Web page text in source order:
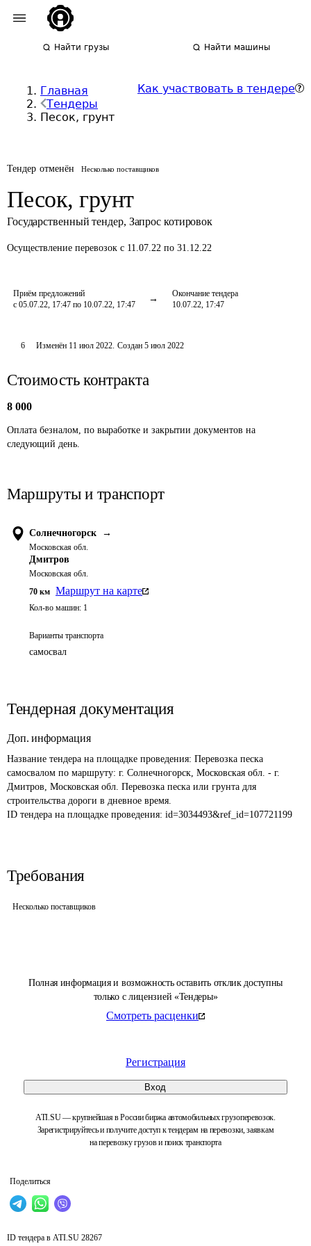
Найти грузы Найти машины
Главная
Тендеры
Песок, грунт
Как участвовать в тендере
Тендер отменён Несколько поставщиков
Песок, грунт
Государственный тендер, Запрос котировок
Осуществление перевозок с 11.07.22 по 31.12.22
Приём предложений
с 05.07.22, 17:47 по 10.07.22, 17:47
Окончание тендера
10.07.22, 17:47
Полная информация и возможность оставить отклик доступны
только с лицензией «Тендеры»
Смотреть расценки
Регистрация
Вход
ATI.SU — крупнейшая в России биржа автомобильных грузоперевозок.
Зарегистрируйтесь и получите доступ к тендерам на перевозки, заявкам
на перевозку грузов и поиск транспорта
Поделиться
6 Изменён 11 июл 2022. Создан 5 июл 2022
Стоимость контракта
8 000
Оплата безналом, по выработке и закрытии документов на
следующий день.
Маршруты и транспорт
Солнечногорск →
Московская обл.
Дмитров
Московская обл.
70 км Маршрут на карте
Кол-во машин: 1
Варианты транспорта
самосвал
Тендерная документация
Доп. информация
Название тендера на площадке проведения: Перевозка песка
самосвалом по маршруту: г. Солнечногорск, Московская обл. - г.
Дмитров, Московская обл. Перевозка песка или грунта для
строительства дороги в дневное время.
ID тендера на площадке проведения: id=3034493&ref_id=107721199
Требования
Несколько поставщиков
ID тендера в ATI.SU 28267